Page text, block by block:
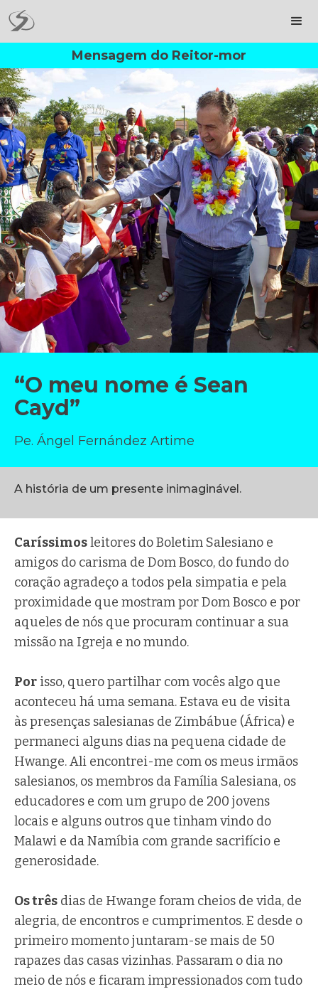
Mensagem do Reitor-mor
“O meu nome é Sean
Cayd”
Pe. Ángel Fernández Artime
A história de um presente inimaginável.
Caríssimosleitores do Boletim Salesiano e
amigos do carisma de Dom Bosco, do fundo do
coração agradeço a todos pela simpatia e pela
proximidade que mostram por Dom Bosco e por
aqueles de nós que procuram continuar a sua
missão na Igreja e no mundo.
Por isso, quero partilhar com vocês algo que
aconteceu há uma semana. Estava eu de visita
às presenças salesianas de Zimbábue (África) e
permaneci alguns dias na pequena cidade de
Hwange. Ali encontrei-me com os meus irmãos
salesianos, os membros da Família Salesiana, os
educadores e com um grupo de 200 jovens
locais e alguns outros que tinham vindo do
Malawi e da Namíbia com grande sacrifício e
generosidade.
Os três dias de Hwange foram cheios de vida, de
alegria, de encontros e cumprimentos. E desde o
primeiro momento juntaram-se mais de 50
rapazes das casas vizinhas. Passaram o dia no
meio de nós e ficaram impressionados com tudo